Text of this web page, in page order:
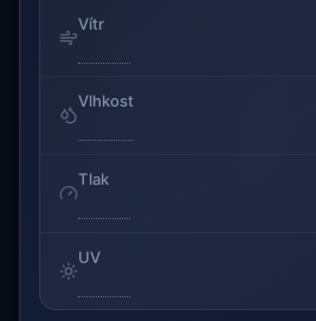
Vítr
Vlhkost
Tlak
UV